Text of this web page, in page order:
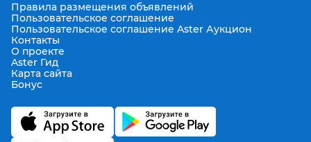
Правила размещения объявлений
Пользовательское соглашение
Пользовательское соглашение Aster Аукцион
Контакты
О проекте
Aster Гид
Карта сайта
Бонус